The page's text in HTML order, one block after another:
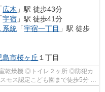
「広木 」駅 徒歩43分
「宇宿 」駅 徒歩41分
系統 「宇宿一丁目 」駅 徒歩
島市桜ヶ丘 １丁目
乾燥機 ◎トイレ２ヶ所 ◎防犯カ
モス認定こども園まで徒歩5分 ◎